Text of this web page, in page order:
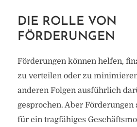
DIE ROLLE VON
FÖRDERUNGEN
Förderungen können helfen,
zu verteilen oder zu
anderen Folgen ausführlich
gesprochen. Aber Förderungen
für ein tragfähiges